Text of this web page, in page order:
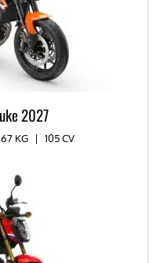
2027
KG | 105 CV